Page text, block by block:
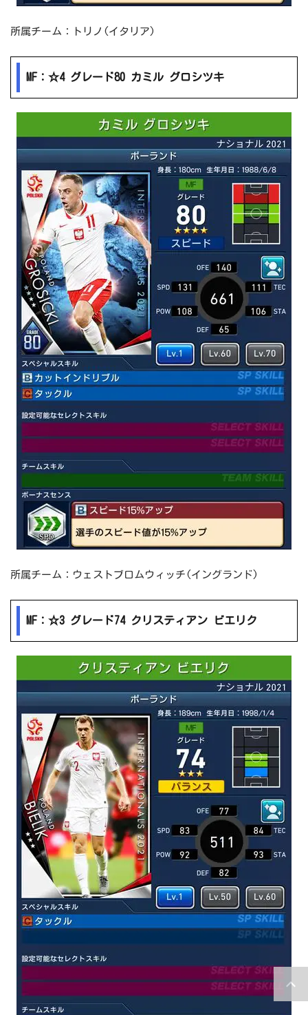
所属チーム：トリノ(イタリア)
MF：☆4 グレード80 カミル グロシツキ
所属チーム：ウェストブロムウィッチ(イングランド)
MF：☆3 グレード74 クリスティアン ビエリク